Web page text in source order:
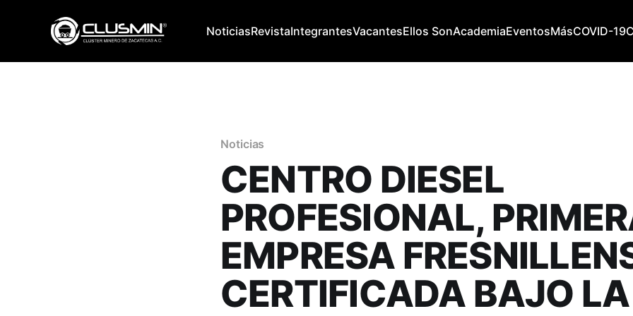
NoticiasRevistaIntegrantesVacantesEllos SonAcademiaEventosMásCOVID-19
Noticias
CENTRO DIESEL
PROFESIONAL,
EMPRESA
CERTIFICADA BAJO LA